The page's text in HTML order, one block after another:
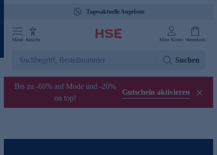
Tagesaktuelle Angebote
Menü Ansicht Mein Konto Warenkorb
Suchen
Bis zu -60% auf Mode und -20%
on top!
Gutschein aktivieren